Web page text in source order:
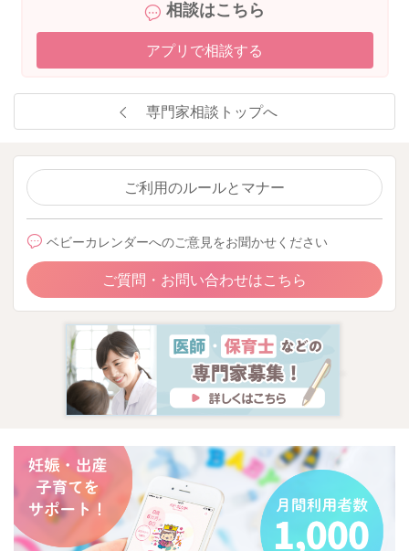
相談はこちら
アプリで相談する
専門家相談トップへ
ご利用のルールとマナー
ベビーカレンダーへのご意見をお聞かせください
ご質問・お問い合わせはこちら